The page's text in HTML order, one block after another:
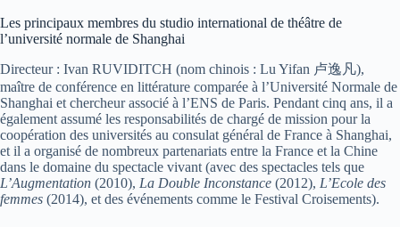
Les principaux membres du studio international de théâtre de
l’université normale de Shanghai
Directeur : Ivan RUVIDITCH (nom chinois : Lu Yifan 卢逸凡),
maître de conférence en littérature comparée à l’Université Normale de
Shanghai et chercheur associé à l’ENS de Paris. Pendant cinq ans, il a
également assumé les responsabilités de chargé de mission pour la
coopération des universités au consulat général de France à Shanghai,
et il a organisé de nombreux partenariats entre la France et la Chine
dans le domaine du spectacle vivant (avec des spectacles tels que
L’Augmentation (2010), La Double Inconstance (2012), L’Ecole des
femmes (2014), et des événements comme le Festival Croisements).